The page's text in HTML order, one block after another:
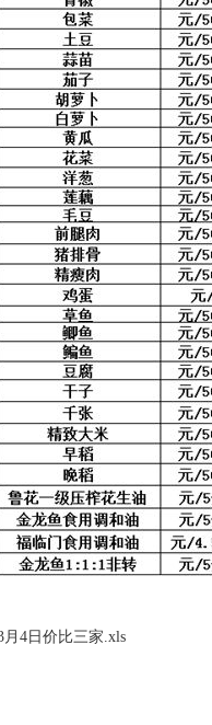
月4日价比三家.xls